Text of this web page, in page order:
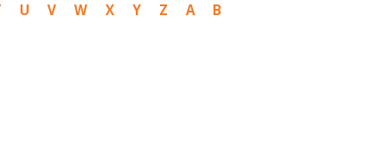
U V W X Y Z Α
Β